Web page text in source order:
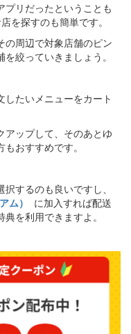
プリだったということも
を探すのも簡単です。
の周辺で対象店舗のピン
絞っていきましょう。
たいメニューをカート
アップして、そのあとゆ
おすすめです。
するのも良いですし、
ム）
に加入すれば配送
を利用できますよ。